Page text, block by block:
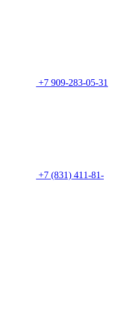
+7 909-283-05-31
+7 (831) 411-81-